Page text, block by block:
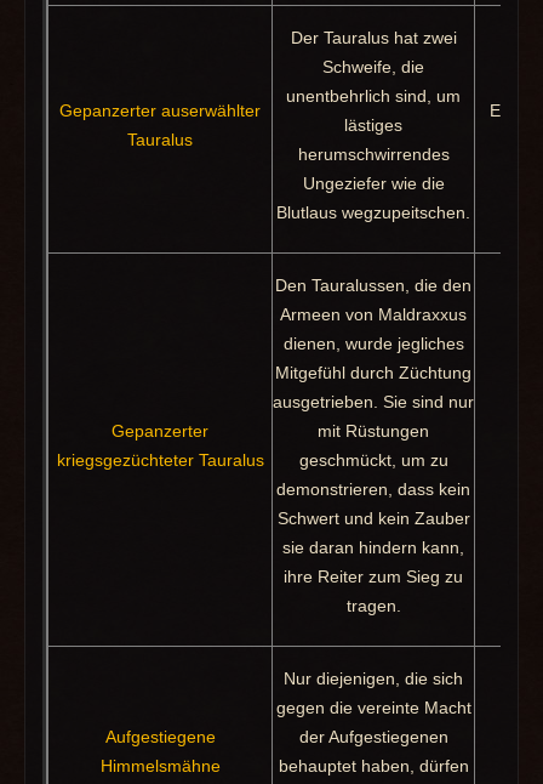
Gepanzerter auserwählter
Tauralus
Der Tauralus hat zwei
Schweife, die
unentbehrlich sind, um
lästiges
herumschwirrendes
Ungeziefer wie die
Blutlaus wegzupeitschen.
Erfolg:
Gepanzerter
kriegsgezüchteter Tauralus
Den Tauralussen, die den
Armeen von Maldraxxus
dienen, wurde jegliches
Mitgefühl durch Züchtung
ausgetrieben. Sie sind nur
mit Rüstungen
geschmückt, um zu
demonstrieren, dass kein
Schwert und kein Zauber
sie daran hindern kann,
ihre Reiter zum Sieg zu
tragen.
Aufgestiegene
Himmelsmähne
Nur diejenigen, die sich
gegen die vereinte Macht
der Aufgestiegenen
behauptet haben, dürfen